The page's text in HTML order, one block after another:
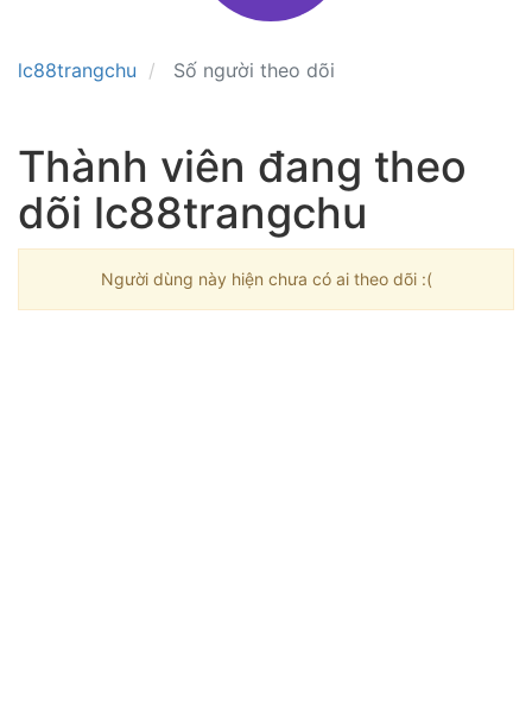
lc88trangchu Số người theo dõi
Thành viên đang theo
dõi lc88trangchu
Người dùng này hiện chưa có ai theo dõi :(